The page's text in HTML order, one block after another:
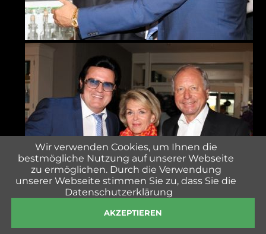
Wir verwenden Cookies, um Ihnen die
bestmögliche Nutzung auf unserer Webseite
zu ermöglichen. Durch die Verwendung
unserer Webseite stimmen Sie zu, dass Sie die
Datenschutzerklärung
AKZEPTIEREN